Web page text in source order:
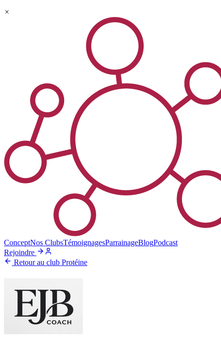
ConceptNos ClubsTémoignagesParrainageBlogPodcast
Rejoindre
Retour au club Protéine